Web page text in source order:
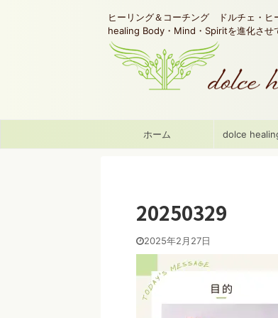
ヒーリング＆コーチング ドルチェ・
healing Body・Mind・Spiritを進化させ
ホーム dolce
20250329
2025年2月27日